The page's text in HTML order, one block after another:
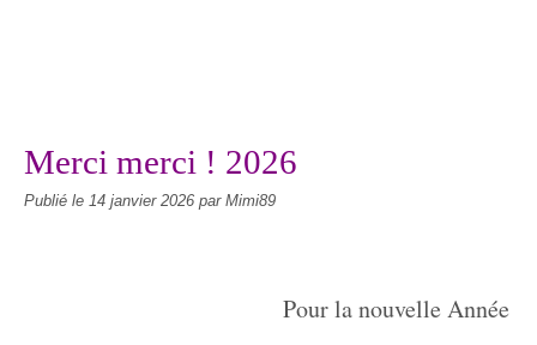
Merci merci ! 2026
Publié le 14 janvier 2026 par Mimi89
Pour la nouvelle Année